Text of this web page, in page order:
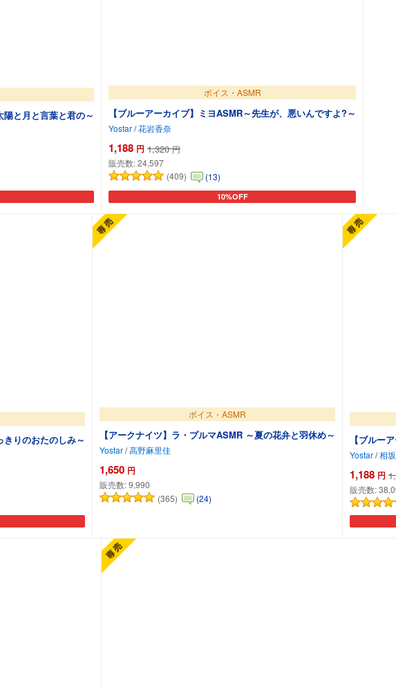
と月と言葉と君の～
ボイス・ASMR
【ブルーアーカイブ】ミヨASMR～先生が、悪いんですよ?～
Yostar/花岩香奈
1,188 円 1,320 円
販売数:24,597
(409)
(13)
10%OFF
カートに追加
りのおたのしみ～
ボイス・ASMR
【アークナイツ】ラ・プルマASMR ～夏の花弁と羽休め～
Yostar/高野麻里佳
1,650 円
販売数:9,990
(365)
(24)
【ブルー
Yostar/相
1,188 円
販売数: